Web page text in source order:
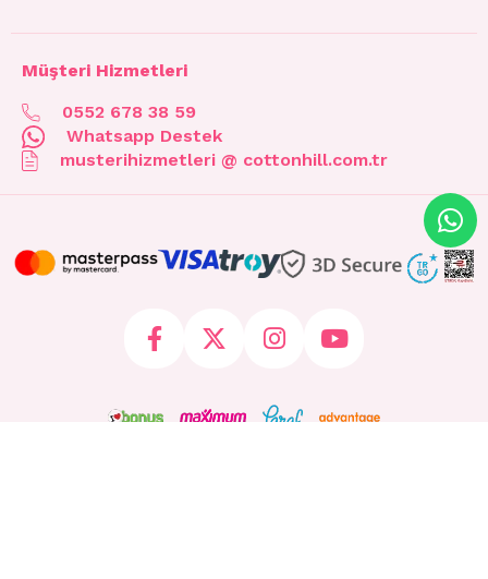
Müşteri Hizmetleri
0552 678 38 59
Whatsapp Destek
musterihizmetleri @ cottonhill.com.tr